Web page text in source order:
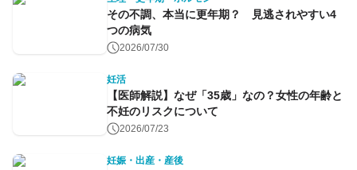
その不調、本当に更年期？ 見逃されやすい4
つの病気
2026/07/30
妊活
【医師解説】なぜ「35歳」なの？女性の年齢と
不妊のリスクについて
2026/07/23
妊娠・出産・産後